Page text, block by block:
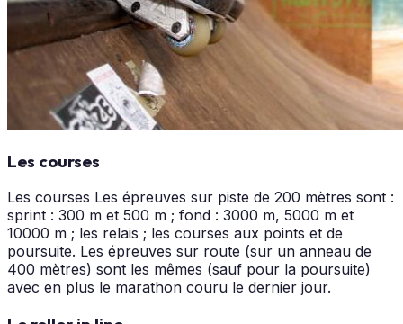
Les courses
Les courses Les épreuves sur piste de 200 mètres sont :
sprint : 300 m et 500 m ; fond : 3000 m, 5000 m et
10000 m ; les relais ; les courses aux points et de
poursuite. Les épreuves sur route (sur un anneau de
400 mètres) sont les mêmes (sauf pour la poursuite)
avec en plus le marathon couru le dernier jour.